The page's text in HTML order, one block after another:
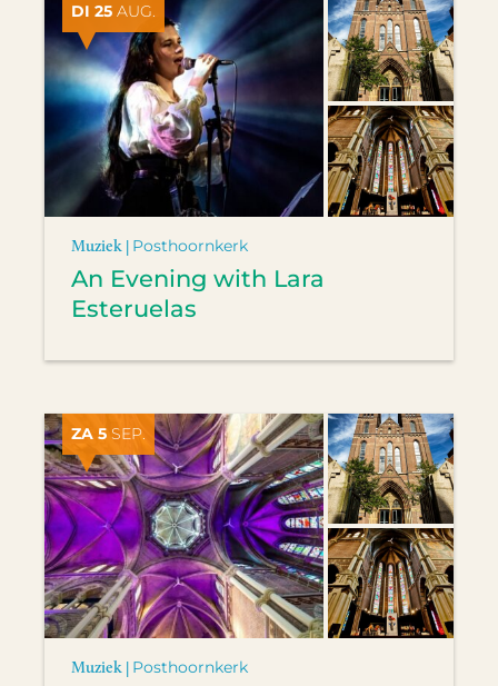
DI 25 AUG.
Muziek | Posthoornkerk
An Evening with Lara
Esteruelas
ZA 5 SEP.
Muziek | Posthoornkerk